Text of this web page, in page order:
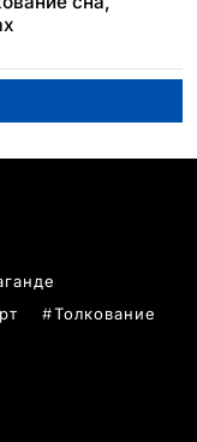
Толкование